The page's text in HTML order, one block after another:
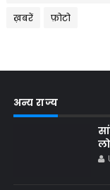
ख़बरें फ़ोटो
अन्य राज्य